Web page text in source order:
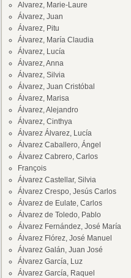
Alvarez, Marie-Laure
Álvarez, Juan
Álvarez, Pitu
Álvarez, María Claudia
Álvarez, Lucía
Álvarez, Anna
Álvarez, Silvia
Álvarez, Juan Cristóbal
Álvarez, Marisa
Álvarez, Alejandro
Álvarez, Cinthya
Álvarez Álvarez, Lucía
Álvarez Caballero, Ángel
Álvarez Cabrero, Carlos
François
Álvarez Castellar, Silvia
Álvarez Crespo, Jesús Carlos
Álvarez de Eulate, Carlos
Álvarez de Toledo, Pablo
Álvarez Fernández, José María
Álvarez Flórez, José Manuel
Álvarez Galán, Juan José
Álvarez García, Luz
Álvarez García, Raquel